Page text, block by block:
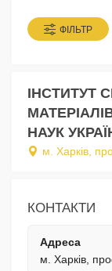
ФІЛЬТР
ІНСТИТУТ
НАУК
м. Харків,
КОНТАКТИ
Адреса
м. Харків,